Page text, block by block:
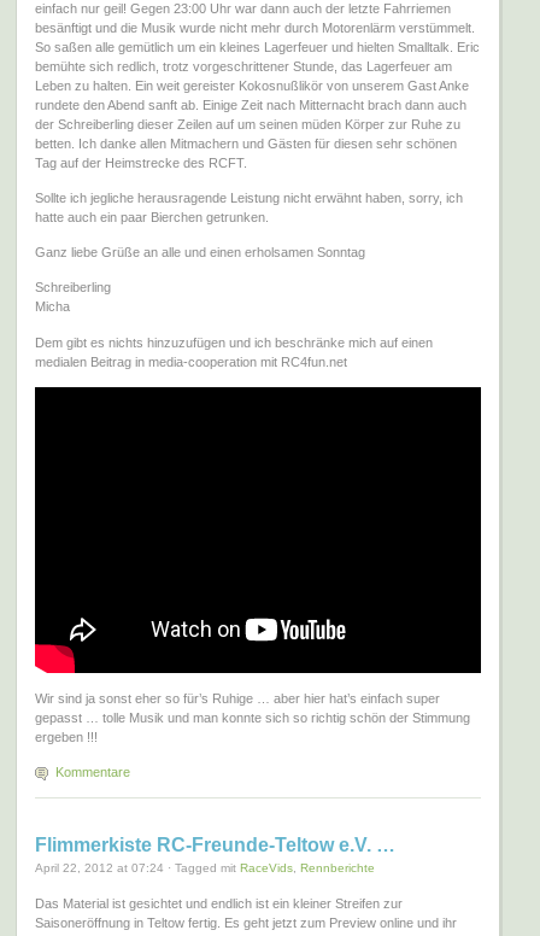
einfach nur geil! Gegen 23:00 Uhr war dann auch der letzte Fahrriemen
besänftigt und die Musik wurde nicht mehr durch Motorenlärm verstümmelt.
So saßen alle gemütlich um ein kleines Lagerfeuer und hielten Smalltalk. Eric
bemühte sich redlich, trotz vorgeschrittener Stunde, das Lagerfeuer am
Leben zu halten. Ein weit gereister Kokosnußlikör von unserem Gast Anke
rundete den Abend sanft ab. Einige Zeit nach Mitternacht brach dann auch
der Schreiberling dieser Zeilen auf um seinen müden Körper zur Ruhe zu
betten. Ich danke allen Mitmachern und Gästen für diesen sehr schönen
Tag auf der Heimstrecke des RCFT.
Sollte ich jegliche herausragende Leistung nicht erwähnt haben, sorry, ich
hatte auch ein paar Bierchen getrunken.
Ganz liebe Grüße an alle und einen erholsamen Sonntag
Schreiberling
Micha
Dem gibt es nichts hinzuzufügen und ich beschränke mich auf einen
medialen Beitrag in media-cooperation mit RC4fun.net
Wir sind ja sonst eher so für’s Ruhige … aber hier hat’s einfach super
gepasst … tolle Musik und man konnte sich so richtig schön der Stimmung
ergeben !!!
Kommentare
Flimmerkiste RC-Freunde-Teltow e.V. …
April 22, 2012 at 07:24 · Tagged mit RaceVids, Rennberichte
Das Material ist gesichtet und endlich ist ein kleiner Streifen zur
Saisoneröffnung in Teltow fertig. Es geht jetzt zum Preview online und ihr